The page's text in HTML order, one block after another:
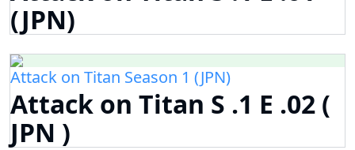
(JPN)
Attack on Titan Season 1 (JPN)
Attack on Titan S .1 E .02 (
JPN )